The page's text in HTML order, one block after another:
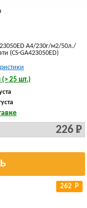
A4/230г/м2/50л./
(CS-GA423050ED)
(> 25 шт.)
226 Р
262 Р